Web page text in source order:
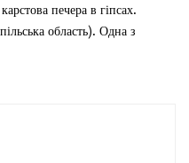
печера в гіпсах.
область). Одна з